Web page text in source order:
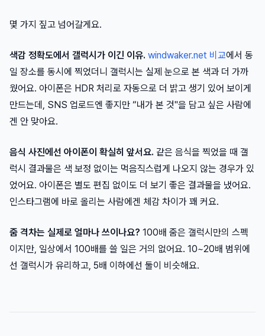
몇 가지 짚고 넘어갈게요.
색감 정확도에서 갤럭시가 이긴 이유. windwaker.net 비교에서 동
일 장소를 동시에 찍었더니 갤럭시는 실제 눈으로 본 색과 더 가까
웠어요. 아이폰은 HDR 처리로 자동으로 더 밝고 생기 있어 보이게
만드는데, SNS 업로드엔 좋지만 “내가 본 것"을 담고 싶은 사람에
겐 안 맞아요.
음식 사진에선 아이폰이 확실히 앞서요. 같은 음식을 찍었을 때 갤
럭시 결과물은 색 보정 없이는 먹음직스럽게 나오지 않는 경우가 있
었어요. 아이폰은 별도 편집 없이도 더 보기 좋은 결과물을 냈어요.
인스타그램에 바로 올리는 사람에겐 체감 차이가 꽤 커요.
줌 격차는 실제로 얼마나 쓰이나요? 100배 줌은 갤럭시만의 스펙
이지만, 일상에서 100배를 쓸 일은 거의 없어요. 10~20배 범위에
선 갤럭시가 유리하고, 5배 이하에선 둘이 비슷해요.